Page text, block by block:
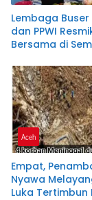
Lembaga
dan PPWI
Bersama di
Kelembagaan
Jurnalistik
Aceh
Empat,
Nyawa
Luka Tertimbun